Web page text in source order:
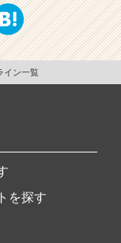
イン一覧
を探す